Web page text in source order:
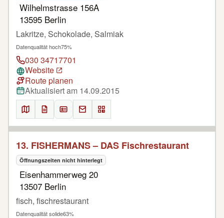
Wilhelmstrasse 156A
13595 Berlin
Lakritze, Schokolade, Salmiak
Datenqualität hoch75%
030 34717701
Website
Route planen
Aktualisiert am 14.09.2015
13. FISHERMANS – DAS Fischrestaurant
Öffnungszeiten nicht hinterlegt
Eisenhammerweg 20
13507 Berlin
fisch, fischrestaurant
Datenqualität solide63%